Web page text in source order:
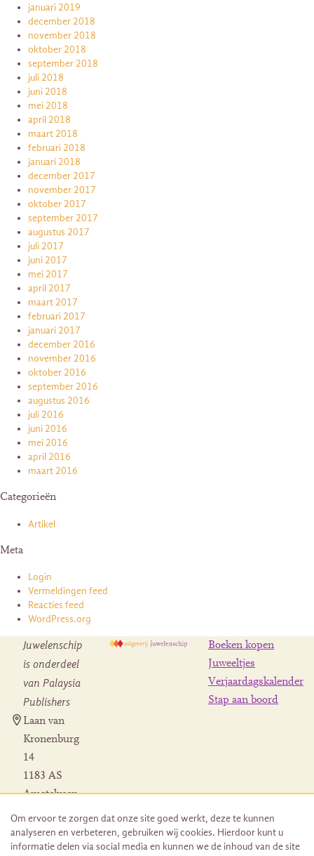
januari 2019
december 2018
november 2018
oktober 2018
september 2018
juli 2018
juni 2018
mei 2018
april 2018
maart 2018
februari 2018
januari 2018
december 2017
november 2017
oktober 2017
september 2017
augustus 2017
juli 2017
juni 2017
mei 2017
april 2017
maart 2017
februari 2017
januari 2017
december 2016
november 2016
oktober 2016
september 2016
augustus 2016
juli 2016
juni 2016
mei 2016
april 2016
maart 2016
Categorieën
Artikel
Meta
Login
Vermeldingen feed
Reacties feed
WordPress.org
Juwelenschip
is onderdeel
van Palaysia
Publishers
Laan van
Kronenburg
14
1183 AS
Amstelveen
Herroeping
bestelling
Boeken kopen
Juweeltjes
Verjaardagskalender
Stap aan boord
Om ervoor te zorgen dat onze site goed werkt, deze te kunnen
analyseren en verbeteren, gebruiken wij cookies. Hierdoor kunt u
informatie delen via social media en kunnen we de inhoud van de site